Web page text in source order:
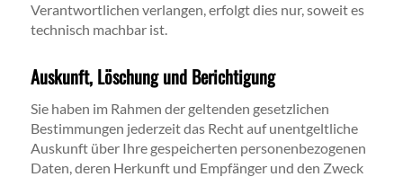
Verantwortlichen verlangen, erfolgt dies nur, soweit es
technisch machbar ist.
Auskunft, Löschung und Berichtigung
Sie haben im Rahmen der geltenden gesetzlichen
Bestimmungen jederzeit das Recht auf unentgeltliche
Auskunft über Ihre gespeicherten personenbezogenen
Daten, deren Herkunft und Empfänger und den Zweck